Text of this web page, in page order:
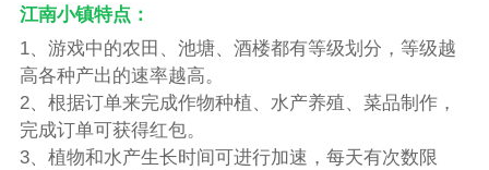
江南小镇特点：
1、游戏中的农田、池塘、酒楼都有等级划分，等级越
高各种产出的速率越高。
2、根据订单来完成作物种植、水产养殖、菜品制作，
完成订单可获得红包。
3、植物和水产生长时间可进行加速，每天有次数限